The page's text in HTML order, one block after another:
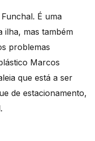
É uma
ilha, mas também
problemas
Marcos
que está a ser
de estacionamento,